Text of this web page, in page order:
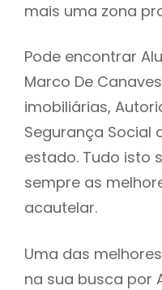
mais uma zona
Pode encontrar
Marco De
imobiliárias,
Segurança Social
estado. Tudo isto
sempre as
acautelar.
Uma das
na sua busca por